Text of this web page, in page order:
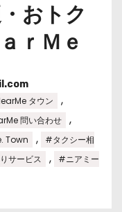
おトク
ｒＭｅ
タウン ,
問い合わせ ,
Town ,
#タクシー相
サービス ,
#ニアミー